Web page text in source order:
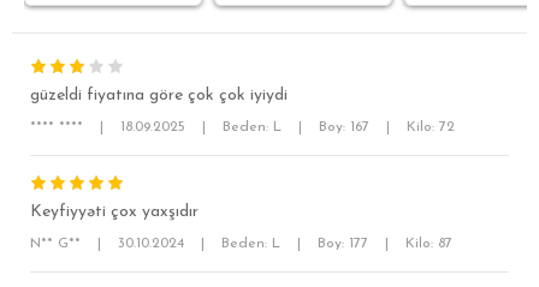
güzeldi fiyatına göre çok çok iyiydi
**** **** 18.09.2025 Beden: L Boy: 167 Kilo: 72
Keyfiyyəti çox yaxşıdır
N** G** 30.10.2024 Beden: L Boy: 177 Kilo: 87